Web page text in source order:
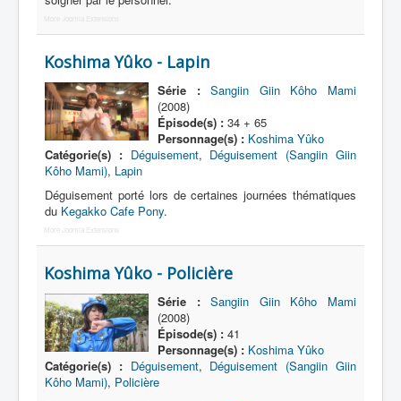
Lexique
Sangiin Giin Kôho Mami (参議院 議員 候
補 マミ) = Mami, Candidate à la Chambre
des Conseillers
Série
Personnages
Véhicules
Épisodes
Chronologie
Références
More Joomla Extensions
Koshima Yûko - Lapin
Série :
Sangiin Giin Kôho Mami
(2008)
Épisode(s) :34 + 65
Personnage(s) : Koshima Yûko
Catégorie(s) : Déguisement, Déguisement (Sangiin Giin
Kôho Mami), Lapin
Déguisement porté lors de certaines journées thématiques
du Kegakko Cafe Pony.
More Joomla Extensions
Koshima Yûko - Policière
Série :
Sangiin Giin Kôho Mami
(2008)
Épisode(s) :41
Personnage(s) : Koshima Yûko
Catégorie(s) : Déguisement, Déguisement (Sangiin Giin
Kôho Mami), Policière